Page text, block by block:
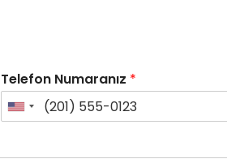
Telefon Numaranız *